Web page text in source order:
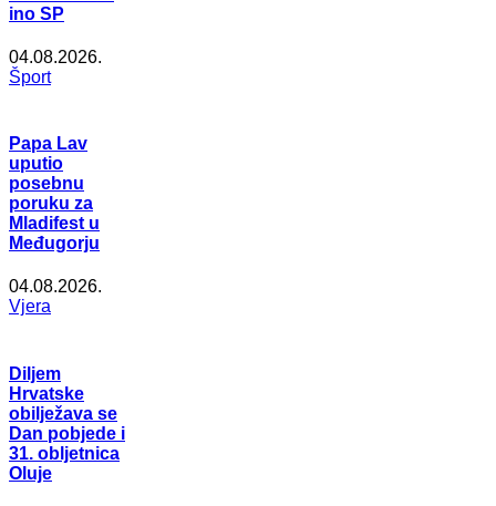
ino SP
04.08.2026.
Šport
Papa Lav
uputio
posebnu
poruku za
Mladifest u
Međugorju
04.08.2026.
Vjera
Diljem
Hrvatske
obilježava se
Dan pobjede i
31. obljetnica
Oluje